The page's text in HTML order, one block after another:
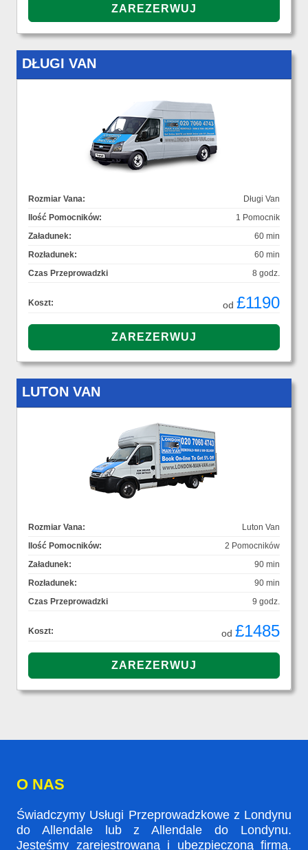
DŁUGI VAN
Rozmiar Vana:
Długi Van
Ilość Pomocników:
1 Pomocnik
Załadunek:
60 min
Rozładunek:
60 min
Czas Przeprowadzki
8 godz.
Koszt: od £1190
LUTON VAN
Rozmiar Vana:
Luton Van
Ilość Pomocników:
2 Pomocników
Załadunek:
90 min
Rozładunek:
90 min
Czas Przeprowadzki
9 godz.
Koszt: od £1485
O NAS
Świadczymy Usługi Przeprowadzkowe z Londynu
do Allendale lub z Allendale do Londynu.
Jesteśmy zarejestrowaną i ubezpieczoną firmą.